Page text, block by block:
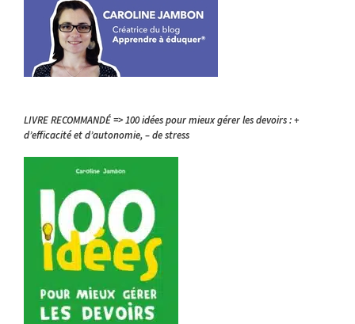
LIVRE RECOMMANDÉ => 100 idées pour mieux gérer les devoirs : +
d’efficacité et d’autonomie, – de stress